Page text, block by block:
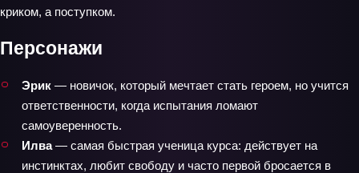
криком, а поступком.
Персонажи
Эрик — новичок, который мечтает стать героем, но учится
ответственности, когда испытания ломают
самоуверенность.
Илва— самая быстрая ученица курса: действует на
инстинктах, любит свободу и часто первой бросается в